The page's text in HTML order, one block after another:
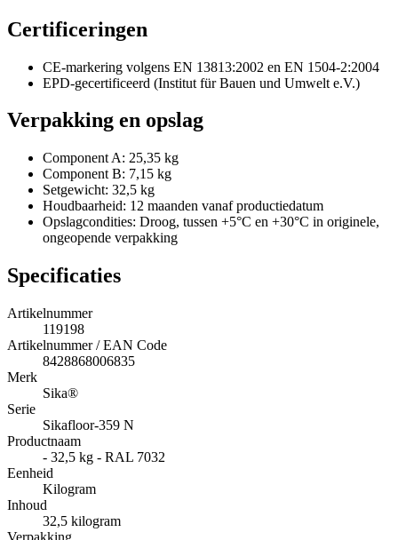
Certificeringen
CE-markering volgens EN 13813:2002 en EN 1504-2:2004
EPD-gecertificeerd (Institut für Bauen und Umwelt e.V.)
Verpakking en opslag
Component A: 25,35 kg
Component B: 7,15 kg
Setgewicht: 32,5 kg
Houdbaarheid: 12 maanden vanaf productiedatum
Opslagcondities: Droog, tussen +5°C en +30°C in originele,
ongeopende verpakking
Specificaties
Artikelnummer
119198
Artikelnummer / EAN Code
8428868006835
Merk
Sika®
Serie
Sikafloor-359 N
Productnaam
- 32,5 kg - RAL 7032
Eenheid
Kilogram
Inhoud
32,5 kilogram